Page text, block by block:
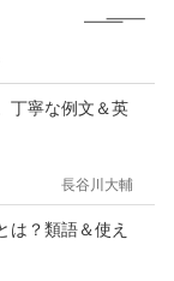
丁寧な例文＆英
長谷川大輔
は？類語＆使え